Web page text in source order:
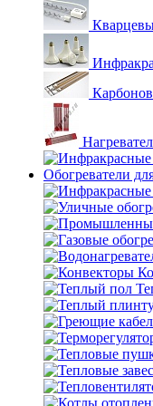
Обогреватели